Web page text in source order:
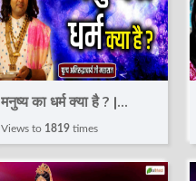
मनुष्य का धर्म क्या है ? |
Pravachan ! Pujya
Aniruddhacharya Ji
Views to 1819 times